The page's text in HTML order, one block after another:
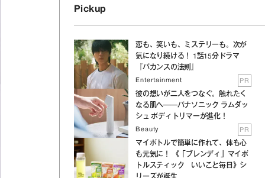
Pickup
恋も、笑いも、ミステリーも。次が
気になり続ける！ 1話15分ドラマ
『バカンスの法則』
Entertainment PR
彼の想いが二人をつなぐ。触れたく
なる肌へ──パナソニック ラムダッ
シュ ボディトリマーが進化！
Beauty PR
マイボトルで簡単に作れて、体も心
も元気に！ 《「ブレンディ」マイボ
トルスティック いいこと毎日》シ